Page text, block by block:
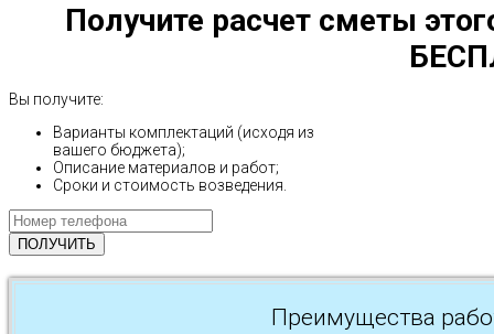
Получите расчет сметы
Вы получите:
Варианты комплектаций (исходя из
вашего бюджета);
Описание материалов и работ;
Сроки и стоимость возведения.
Преимущества